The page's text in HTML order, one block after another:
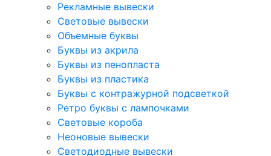
Рекламные вывески
Световые вывески
Объемные буквы
Буквы из акрила
Буквы из пенопласта
Буквы из пластика
Буквы с контражурной подсветкой
Ретро буквы с лампочками
Световые короба
Неоновые вывески
Светодиодные вывески